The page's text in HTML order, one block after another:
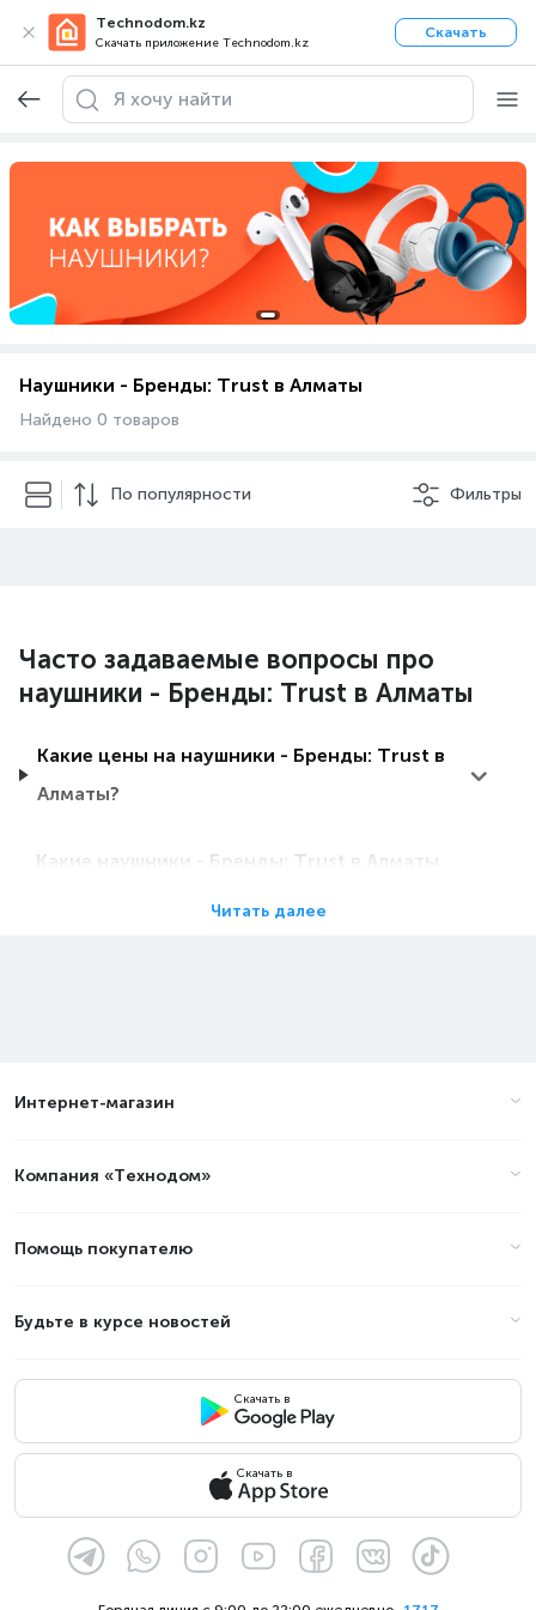
Technodom.kz
Скачать приложение Technodom.kz
Скачать
Наушники - Бренды: Trust в Алматы
Найдено 0 товаров
По популярности Фильтры
Часто задаваемые вопросы про
наушники - Бренды: Trust в Алматы
Какие цены на наушники - Бренды: Trust в
Алматы?
Какие наушники - Бренды: Trust в Алматы
Trust в Алматы (стоимость на
Читать далее
Интернет-магазин
Компания «Технодом»
Помощь покупателю
Будьте в курсе новостей
Скачать в
Скачать в